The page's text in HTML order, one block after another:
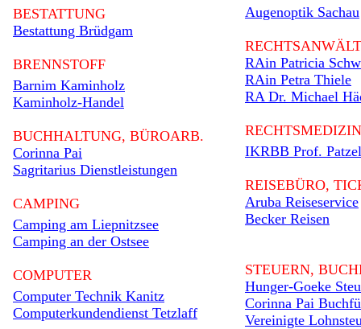
BESTATTUNG
Bestattung Brüdgam
BRENNSTOFF
Barnim Kaminholz
Kaminholz-Handel
BUCHHALTUNG, BÜROARB.
Corinna Pai
Sagritarius Dienstleistungen
CAMPING
Camping am Liepnitzsee
Camping an der Ostsee
COMPUTER
Computer Technik Kanitz
Computerkundendienst Tetzlaff
Augenoptik Sachau
RAin Patricia
RAin Petra Thiele
RA Dr. Michael
RECHTSMEDIZIN
IKRBB Prof.
REISEBÜRO,
Aruba Reiseservice
Becker Reisen
STEUERN,
Hunger-Goeke
Corinna Pai
Vereinigte